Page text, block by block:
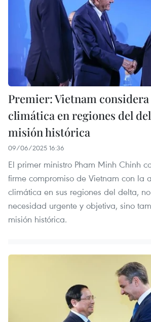
Premier: Vietnam
climática en regiones del
misión histórica
09/06/2025 16:36
El primer ministro Pham Minh Chinh
firme compromiso de Vietnam con la
climática en sus regiones del delta,
necesidad urgente y objetiva, sino
misión histórica.